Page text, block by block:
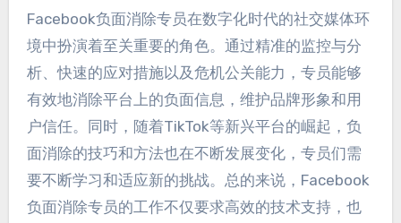
Facebook负面消除专员在数字化时代的社交媒体环
境中扮演着至关重要的角色。通过精准的监控与分
析、快速的应对措施以及危机公关能力，专员能够
有效地消除平台上的负面信息，维护品牌形象和用
户信任。同时，随着TikTok等新兴平台的崛起，负
面消除的技巧和方法也在不断发展变化，专员们需
要不断学习和适应新的挑战。总的来说，Facebook
负面消除专员的工作不仅要求高效的技术支持，也